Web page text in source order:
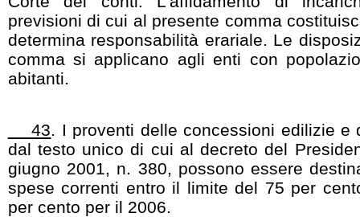
previsioni di cui al presente comma
determina responsabilità erariale. Le
comma si applicano agli enti con
abitanti.
43. I proventi delle concessioni edilizie e
dal testo unico di cui al decreto del
giugno 2001, n. 380, possono essere
spese correnti entro il limite del 75 per
per cento per il 2006.